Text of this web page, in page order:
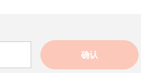
确认